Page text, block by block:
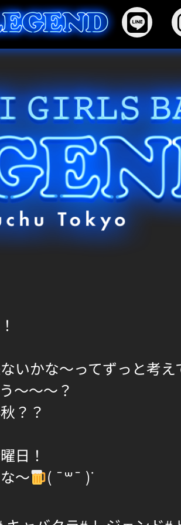
いかな〜ってずっと考え
〜〜〜？
？？
日！
〜
( ¯꒳​¯ )ᐝ